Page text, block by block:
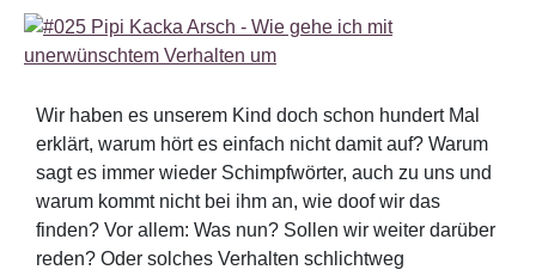
Wir haben es unserem Kind doch schon hundert Mal
erklärt, warum hört es einfach nicht damit auf? Warum
sagt es immer wieder Schimpfwörter, auch zu uns und
warum kommt nicht bei ihm an, wie doof wir das
finden? Vor allem: Was nun? Sollen wir weiter darüber
reden? Oder solches Verhalten schlichtweg